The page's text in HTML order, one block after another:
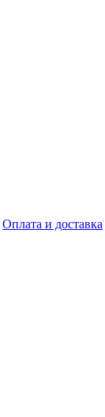
Оплата и доставка